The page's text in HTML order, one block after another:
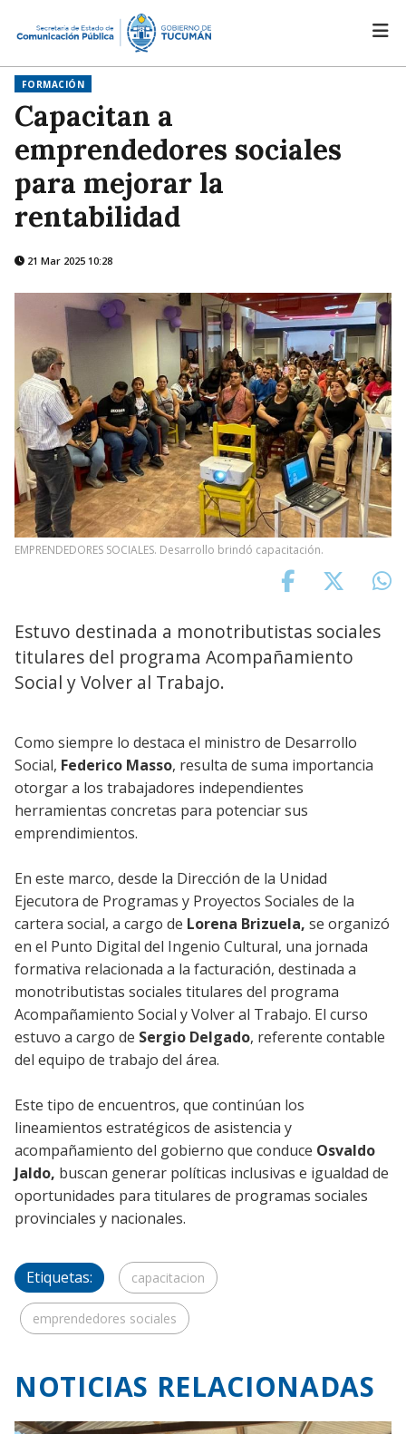
FORMACIÓN
Capacitan a
emprendedores sociales
para mejorar la
rentabilidad
21 Mar 2025 10:28
EMPRENDEDORES SOCIALES. Desarrollo brindó capacitación.
Estuvo destinada a monotributistas sociales
titulares del programa Acompañamiento
Social y Volver al Trabajo.
Como siempre lo destaca el ministro de Desarrollo
Social, Federico Masso, resulta de suma importancia
otorgar a los trabajadores independientes
herramientas concretas para potenciar sus
emprendimientos.
En este marco, desde la Dirección de la Unidad
Ejecutora de Programas y Proyectos Sociales de la
cartera social, a cargo de Lorena Brizuela, se organizó
en el Punto Digital del Ingenio Cultural, una jornada
formativa relacionada a la facturación, destinada a
monotributistas sociales titulares del programa
Acompañamiento Social y Volver al Trabajo. El curso
estuvo a cargo de Sergio Delgado, referente contable
del equipo de trabajo del área.
Este tipo de encuentros, que continúan los
lineamientos estratégicos de asistencia y
acompañamiento del gobierno que conduce Osvaldo
Jaldo, buscan generar políticas inclusivas e igualdad de
oportunidades para titulares de programas sociales
provinciales y nacionales.
Etiquetas: capacitacion
emprendedores sociales
NOTICIAS RELACIONADAS